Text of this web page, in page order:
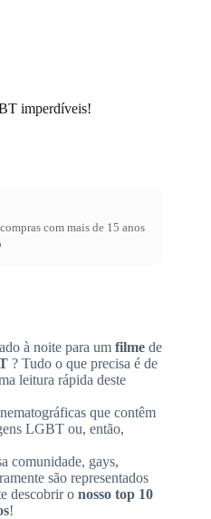
imperdíveis!
com mais de 15 anos
à noite para um filme de
? Tudo o que precisa é de
leitura rápida deste
que contêm
LGBT ou, então,
comunidade, gays,
são representados
descobrir o nosso top 10
!